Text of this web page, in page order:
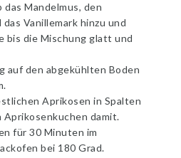
das Mandelmus, den
Vanillemark hinzu und
bis die Mischung glatt und
auf den abgekühlten Boden
Aprikosen in Spalten
Aprikosenkuchen damit.
für 30 Minuten im
bei 180 Grad.